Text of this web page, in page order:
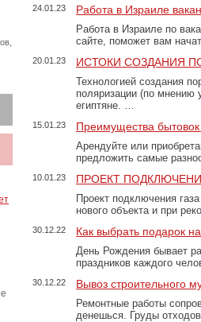
24.01.23 Работа в Израиле
Работа в Израиле по
сайте, поможет вам
20.01.23 ИСТОКИ СОЗДАНИЯ
Технологией создания
поляризации (по
египтяне. …
15.01.23 Преимущества
Арендуйте или
предложить самые
10.01.23 ПРОЕКТ
Проект подключения
нового объекта и при
30.12.22 Как выбрать подарок
День Рождения бывает
праздников каждого
30.12.22 Вывоз строительного
Ремонтные работы
денешься. Груды